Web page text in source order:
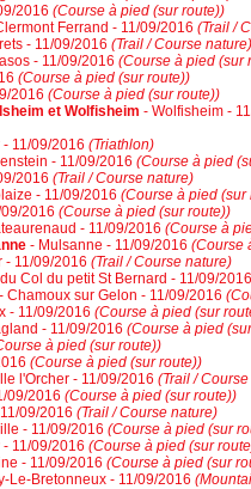
2016 (Course à pied (sur route))
Ferrand - 11/09/2016 (Trail /
- 11/09/2016 (Trail / Course nature)
- 11/09/2016 (Course à pied (sur
(Course à pied (sur route))
2016 (Course à pied (sur route))
et Wolfisheim - Wolfisheim -
11/09/2016 (Triathlon)
- 11/09/2016 (Course à pied
2016 (Trail / Course nature)
- 11/09/2016 (Course à pied (sur
2016 (Course à pied (sur route))
- 11/09/2016 (Course à
- Mulsanne - 11/09/2016 (Course
- 11/09/2016 (Trail / Course nature)
Col du petit St Bernard - 11/09/2016
- Chamoux sur Gelon - 11/09/2016
- 11/09/2016 (Course à pied (sur
- 11/09/2016 (Course à pied
à pied (sur route))
(Course à pied (sur route))
l'Orcher - 11/09/2016 (Trail /
09/2016 (Course à pied (sur route))
09/2016 (Trail / Course nature)
- 11/09/2016 (Course à pied (sur
11/09/2016 (Course à pied (sur
- 11/09/2016 (Course à pied (sur
Le-Bretonneux - 11/09/2016